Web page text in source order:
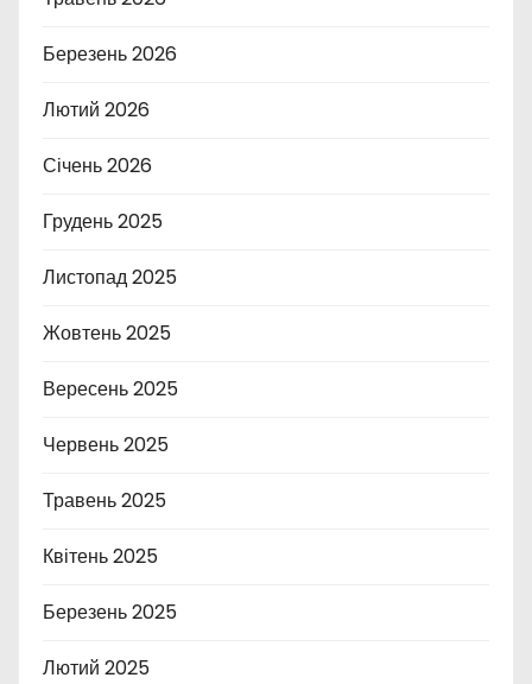
Березень 2026
Лютий 2026
Січень 2026
Грудень 2025
Листопад 2025
Жовтень 2025
Вересень 2025
Червень 2025
Травень 2025
Квітень 2025
Березень 2025
Лютий 2025